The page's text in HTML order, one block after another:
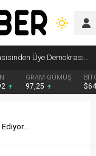
Yeni Nesil Siyaset: Delege Demokrasisinden Üye Demokrasisine
GRAM GÜMÜŞ
97,25
Ediyor…